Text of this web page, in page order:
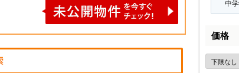
価格